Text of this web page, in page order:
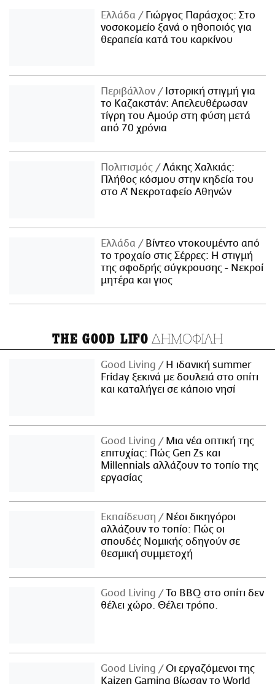
Ελλάδα
Γιώργος Παράσχος: Στο
νοσοκομείο ξανά ο ηθοποιός για
θεραπεία κατά του καρκίνου
Περιβάλλον
Ιστορική στιγμή για
το Καζακστάν: Απελευθέρωσαν
τίγρη του Αμούρ στη φύση μετά
από 70 χρόνια
Πολιτισμός
Λάκης Χαλκιάς:
Πλήθος κόσμου στην κηδεία του
στο Α' Νεκροταφείο Αθηνών
Ελλάδα
Βίντεο ντοκουμέντο από
το τροχαίο στις Σέρρες: Η στιγμή
της σφοδρής σύγκρουσης - Νεκροί
μητέρα και γιος
THE GOOD LIFO ΔΗΜΟΦΙΛΗ
Good Living
Η ιδανική summer
Friday ξεκινά με δουλειά στο σπίτι
και καταλήγει σε κάποιο νησί
Good Living
Μια νέα οπτική της
επιτυχίας: Πώς Gen Zs και
Millennials αλλάζουν το τοπίο της
εργασίας
Εκπαίδευση
Νέοι δικηγόροι
αλλάζουν το τοπίο: Πώς οι
σπουδές Νομικής οδηγούν σε
θεσμική συμμετοχή
Good Living
Το BBQ στο σπίτι δεν
θέλει χώρο. Θέλει τρόπο.
Good Living
Οι εργαζόμενοι της
Kaizen Gaming βίωσαν το World